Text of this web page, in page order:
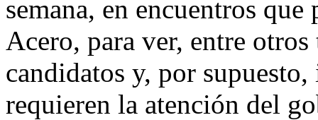
semana, en encuentros
Acero, para ver, entre
candidatos y, por
requieren la atención del